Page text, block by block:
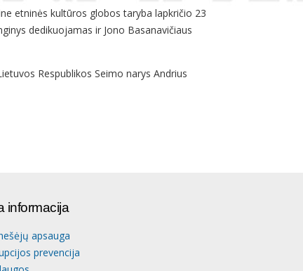
etninės kultūros globos taryba lapkričio 23
dedikuojamas ir Jono Basanavičiaus
Respublikos Seimo narys Andrius
informacija
apsauga
prevencija